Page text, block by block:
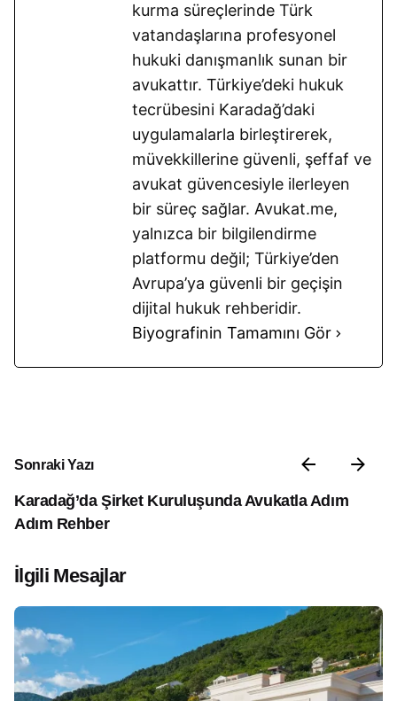
kurma süreçlerinde Türk
vatandaşlarına profesyonel
hukuki danışmanlık sunan bir
avukattır. Türkiye’deki hukuk
tecrübesini Karadağ’daki
uygulamalarla birleştirerek,
müvekkillerine güvenli, şeffaf ve
avukat güvencesiyle ilerleyen
bir süreç sağlar. Avukat.me,
yalnızca bir bilgilendirme
platformu değil; Türkiye’den
Avrupa’ya güvenli bir geçişin
dijital hukuk rehberidir.
Biyografinin Tamamını Gör
Sonraki Yazı
Karadağ’da Şirket Kuruluşunda Avukatla Adım
Adım Rehber
İlgili Mesajlar